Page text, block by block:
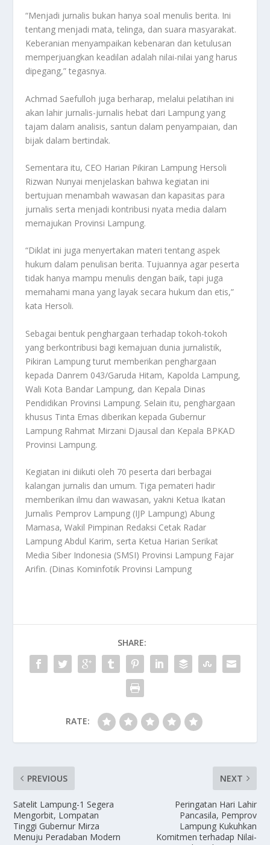
“Menjadi jurnalis bukan hanya soal menulis berita. Ini
tentang menjadi mata, telinga, dan suara masyarakat.
Keberanian menyampaikan kebenaran dan ketulusan
memperjuangkan keadilan adalah nilai-nilai yang harus
dipegang,” tegasnya.
Achmad Saefulloh juga berharap, melalui pelatihan ini
akan lahir jurnalis-jurnalis hebat dari Lampung yang
tajam dalam analisis, santun dalam penyampaian, dan
bijak dalam bertindak.
Sementara itu, CEO Harian Pikiran Lampung Hersoli
Rizwan Nunyai menjelaskan bahwa kegiatan ini
bertujuan menambah wawasan dan kapasitas para
jurnalis serta menjadi kontribusi nyata media dalam
memajukan Provinsi Lampung.
“Diklat ini juga menyertakan materi tentang aspek
hukum dalam penulisan berita. Tujuannya agar peserta
tidak hanya mampu menulis dengan baik, tapi juga
memahami mana yang layak secara hukum dan etis,”
kata Hersoli.
Sebagai bentuk penghargaan terhadap tokoh-tokoh
yang berkontribusi bagi kemajuan dunia jurnalistik,
Pikiran Lampung turut memberikan penghargaan
kepada Danrem 043/Garuda Hitam, Kapolda Lampung,
Wali Kota Bandar Lampung, dan Kepala Dinas
Pendidikan Provinsi Lampung. Selain itu, penghargaan
khusus Tinta Emas diberikan kepada Gubernur
Lampung Rahmat Mirzani Djausal dan Kepala BPKAD
Provinsi Lampung.
Kegiatan ini diikuti oleh 70 peserta dari berbagai
kalangan jurnalis dan umum. Tiga pemateri hadir
memberikan ilmu dan wawasan, yakni Ketua Ikatan
Jurnalis Pemprov Lampung (IJP Lampung) Abung
Mamasa, Wakil Pimpinan Redaksi Cetak Radar
Lampung Abdul Karim, serta Ketua Harian Serikat
Media Siber Indonesia (SMSI) Provinsi Lampung Fajar
Arifin. (Dinas Kominfotik Provinsi Lampung
SHARE:
RATE:
PREVIOUS
Satelit Lampung-1 Segera
Mengorbit, Lompatan
Tinggi Gubernur Mirza
Menuju Peradaban Modern
NEXT
Peringatan Hari Lahir
Pancasila, Pemprov
Lampung Kukuhkan
Komitmen terhadap Nilai-